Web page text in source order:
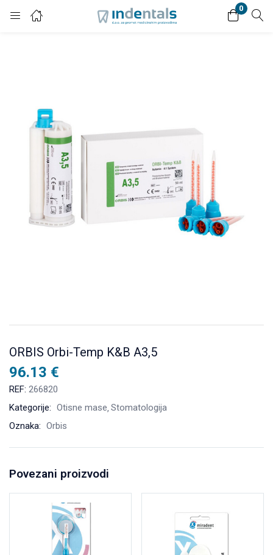
0
Login
Remember me Lost password?
ORBIS Orbi-Temp K&B A3,5
96.13 €
REF: 266820
Kategorije: Otisne mase Stomatologija
Oznaka: Orbis
Povezani proizvodi